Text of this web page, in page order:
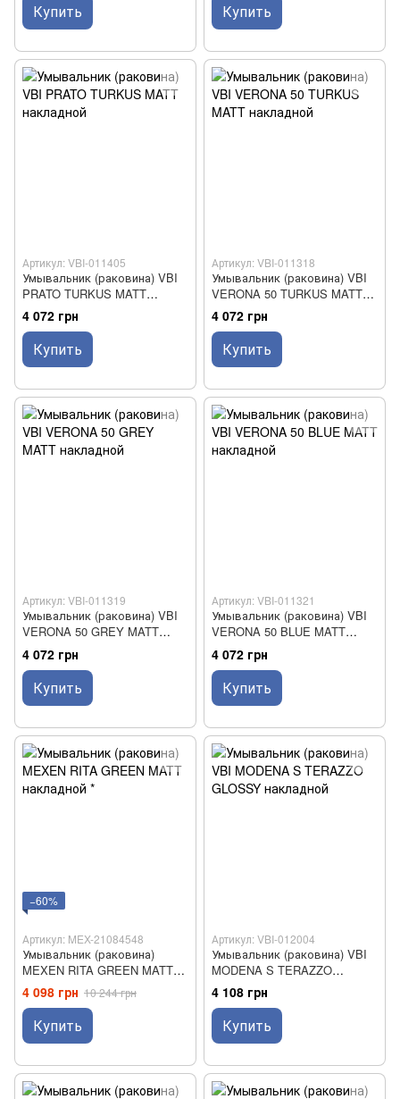
Купить Купить
Артикул: VBI-011405
Умывальник (раковина) VBI
PRATO TURKUS MATT
накладной
4 072 грн
Купить
Артикул: VBI-011318
Умывальник (раковина) VBI
VERONA 50 TURKUS MATT
накладной
4 072 грн
Купить
Артикул: VBI-011319
Умывальник (раковина) VBI
VERONA 50 GREY MATT
накладной
4 072 грн
Купить
Артикул: VBI-011321
Умывальник (раковина) VBI
VERONA 50 BLUE MATT
накладной
4 072 грн
Купить
−60%
Артикул: MEX-21084548
Умывальник (раковина)
MEXEN RITA GREEN MATT
накладной *
4 098 грн 10 244 грн
Купить
Артикул: VBI-012004
Умывальник (раковина) VBI
MODENA S TERAZZO
GLOSSY накладной
4 108 грн
Купить